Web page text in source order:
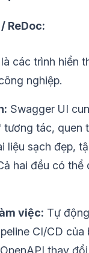
ReDoc:
các trình hiển
nghiệp.
Swagger UI
tương tác, quen
liệu sạch đẹp,
hai đều có thể
việc: Tự
CI/CD của
thay